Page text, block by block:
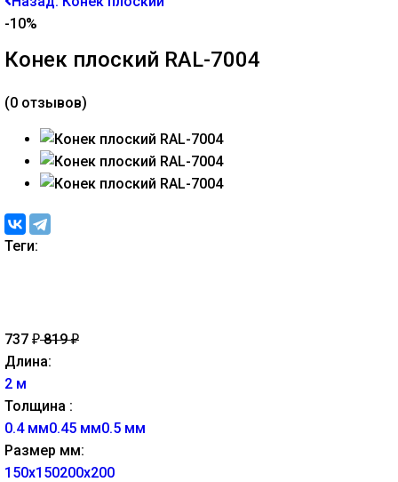
-10%
Конек плоский RAL-7004
(0 отзывов)
Теги:
737 ₽819₽
Длина:
2 м
Толщина :
0.4 мм0.45 мм0.5 мм
Размер мм:
150х150200х200